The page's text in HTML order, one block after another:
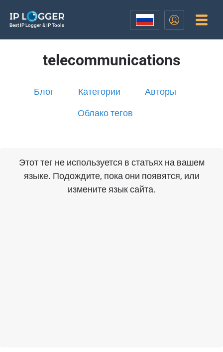
Best IP Logger & IP Tools
telecommunications
Блог Категории Авторы
Облако тегов